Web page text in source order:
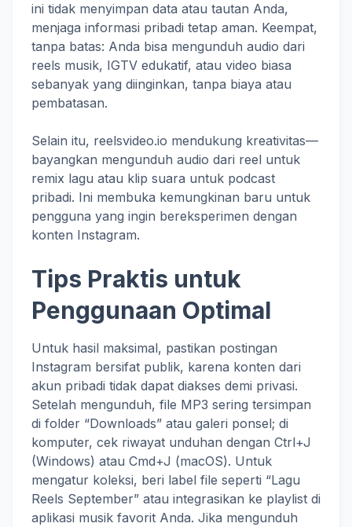
ini tidak menyimpan data atau tautan Anda,
menjaga informasi pribadi tetap aman. Keempat,
tanpa batas: Anda bisa mengunduh audio dari
reels musik, IGTV edukatif, atau video biasa
sebanyak yang diinginkan, tanpa biaya atau
pembatasan.
Selain itu, reelsvideo.io mendukung kreativitas—
bayangkan mengunduh audio dari reel untuk
remix lagu atau klip suara untuk podcast
pribadi. Ini membuka kemungkinan baru untuk
pengguna yang ingin bereksperimen dengan
konten Instagram.
Tips Praktis untuk
Penggunaan Optimal
Untuk hasil maksimal, pastikan postingan
Instagram bersifat publik, karena konten dari
akun pribadi tidak dapat diakses demi privasi.
Setelah mengunduh, file MP3 sering tersimpan
di folder “Downloads” atau galeri ponsel; di
komputer, cek riwayat unduhan dengan Ctrl+J
(Windows) atau Cmd+J (macOS). Untuk
mengatur koleksi, beri label file seperti “Lagu
Reels September” atau integrasikan ke playlist di
aplikasi musik favorit Anda. Jika mengunduh